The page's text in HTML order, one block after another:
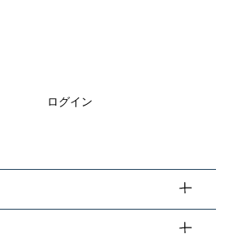
ログイン